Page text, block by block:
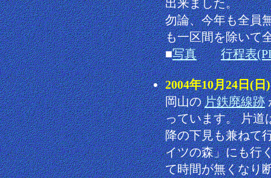
出来ました。
勿論、今年も全員
も一区間を除いて
■写真 行程表
2004年10月24日(
岡山の片鉄廃線跡
っています。 片道
降の下見も兼ねて
イツの森」にも行
て時間が無くなり